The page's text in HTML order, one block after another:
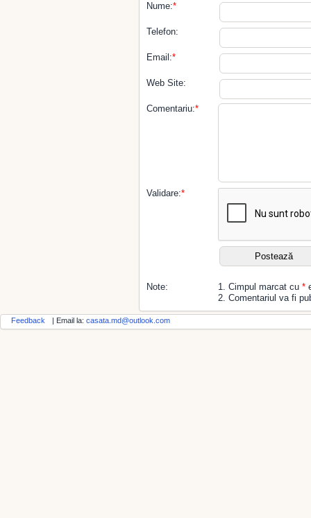
Nume:*
Telefon:
Email:*
Web Site:
Comentariu:*
Validare:*
Note: 1. Cimpul marcat cu *
2. Comentariul va fi
Feedback | Email la: casata.md@outlook.com